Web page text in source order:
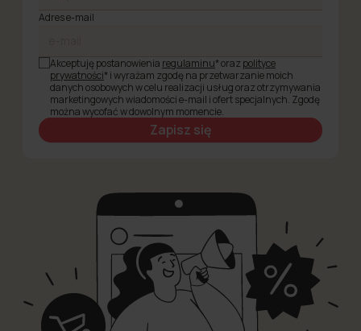
Adres e-mail
Akceptuję postanowienia regulaminu* oraz polityce
prywatności* i wyrażam zgodę na przetwarzanie moich
danych osobowych w celu realizacji usług oraz otrzymywania
marketingowych wiadomości e-mail i ofert specjalnych. Zgodę
można wycofać w dowolnym momencie.